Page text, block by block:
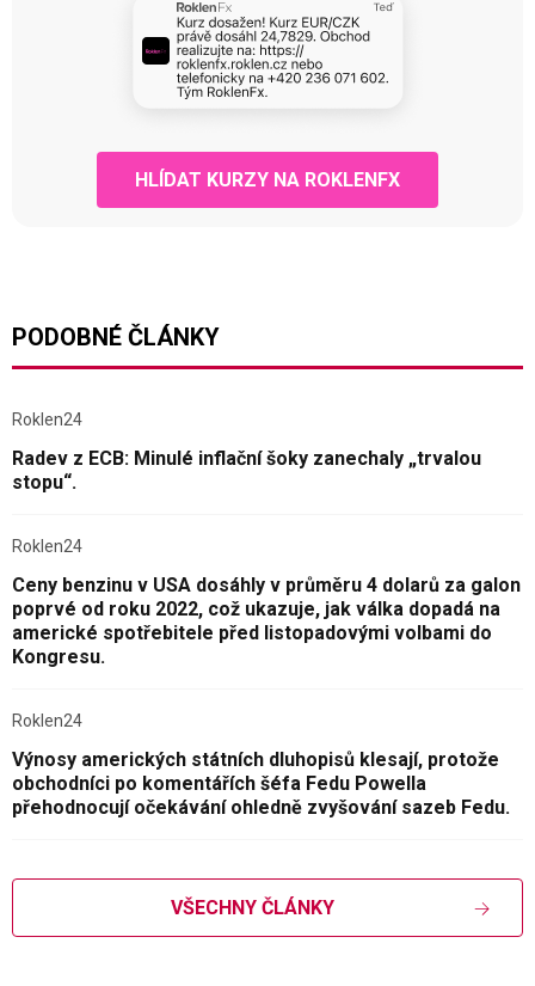
HLÍDAT KURZY NA ROKLENFX
PODOBNÉ ČLÁNKY
Roklen24
Radev z ECB: Minulé inflační šoky zanechaly „trvalou
stopu“.
Roklen24
Ceny benzinu v USA dosáhly v průměru 4 dolarů za galon
poprvé od roku 2022, což ukazuje, jak válka dopadá na
americké spotřebitele před listopadovými volbami do
Kongresu.
Roklen24
Výnosy amerických státních dluhopisů klesají, protože
obchodníci po komentářích šéfa Fedu Powella
přehodnocují očekávání ohledně zvyšování sazeb Fedu.
VŠECHNY ČLÁNKY